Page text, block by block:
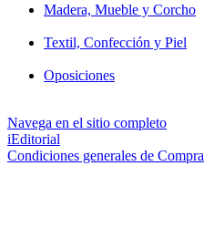
Madera, Mueble y Corcho
Textil, Confección y Piel
Oposiciones
Navega en el sitio completo
iEditorial
Condiciones generales de Compra